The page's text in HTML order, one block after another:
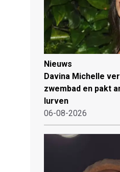
Nieuws
Davina Michelle
zwembad en pakt
lurven
06-08-2026